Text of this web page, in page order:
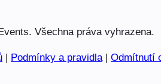
Všechna práva vyhrazena.
| Podmínky a pravidla | Odmítnutí